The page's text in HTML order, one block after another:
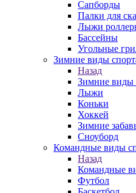
Сапборды
Палки для
Лыжи
Бассейны
Угольные
Зимние виды
Назад
Зимние виды
Лыжи
Коньки
Хоккей
Зимние
Сноуборд
Командные виды
Назад
Командные
Футбол